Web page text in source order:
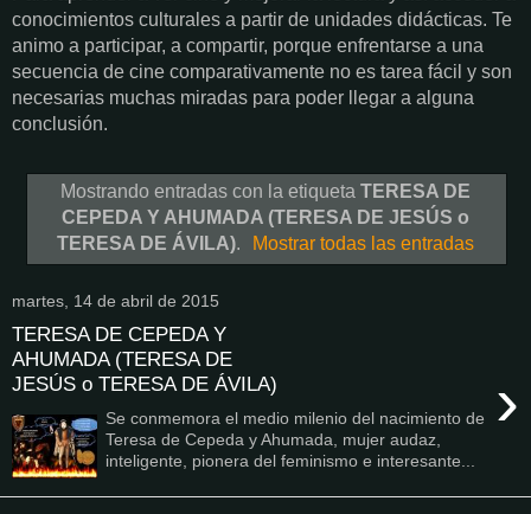
conocimientos culturales a partir de unidades didácticas. Te
animo a participar, a compartir, porque enfrentarse a una
secuencia de cine comparativamente no es tarea fácil y son
necesarias muchas miradas para poder llegar a alguna
conclusión.
Mostrando entradas con la etiqueta TERESA DE
CEPEDA Y AHUMADA (TERESA DE JESÚS o
TERESA DE ÁVILA). Mostrar todas las entradas
martes, 14 de abril de 2015
TERESA DE CEPEDA Y
AHUMADA (TERESA DE
JESÚS o TERESA DE ÁVILA)
›
Se conmemora el medio milenio del nacimiento de
Teresa de Cepeda y Ahumada, mujer audaz,
inteligente, pionera del feminismo e interesante...